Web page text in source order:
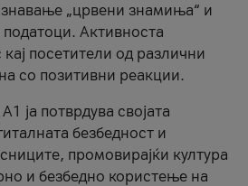
„црвени знамиња“ и
Активноста
посетители од различни
со позитивни реакции.
ја потврдува својата
безбедност и
промовирајќи култура
и безбедно користење на